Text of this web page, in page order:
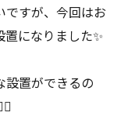
ですが、今回はお
になりました✨
設置ができるの